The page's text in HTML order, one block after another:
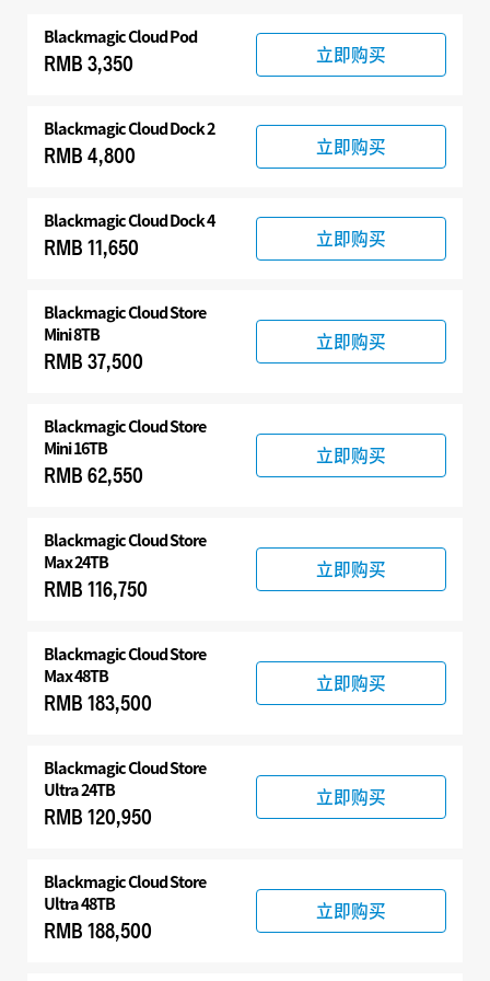
Blackmagic Cloud Store
Blackmagic Cloud Pod
RMB 3,350 立即购买
Blackmagic Cloud Dock 2
RMB 4,800 立即购买
Blackmagic Cloud Dock 4
RMB 11,650 立即购买
Blackmagic Cloud Store
Mini 8TB
RMB 37,500
立即购买
Blackmagic Cloud Store
Mini 16TB
RMB 62,550
立即购买
Blackmagic Cloud Store
Max 24TB
RMB 116,750
立即购买
Blackmagic Cloud Store
Max 48TB
RMB 183,500
立即购买
Blackmagic Cloud Store
Ultra 24TB
RMB 120,950
立即购买
Blackmagic Cloud Store
Ultra 48TB
RMB 188,500
立即购买